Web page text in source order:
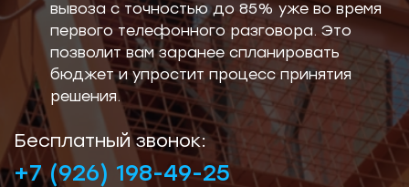
вывоза с точностью до 85% уже во время
первого телефонного разговора. Это
позволит вам заранее спланировать
бюджет и упростит процесс принятия
решения.
Бесплатный звонок:
+7 (926) 198-49-25